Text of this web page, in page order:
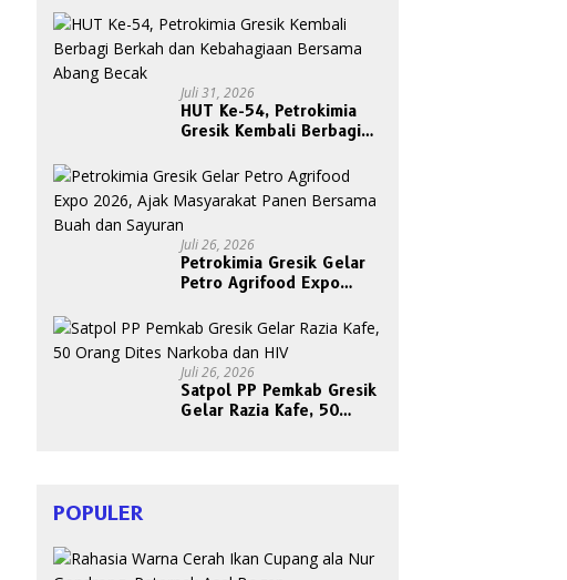
Upaya Evakuasi
Juli 31, 2026
HUT Ke-54, Petrokimia
Gresik Kembali Berbagi
Bersama Abang Becak
Juli 26, 2026
Petrokimia Gresik Gelar
Petro Agrifood Expo
Panen Bersama Buah dan
Sayuran
Juli 26, 2026
Satpol PP Pemkab Gresik
Gelar Razia Kafe, 50
POPULER